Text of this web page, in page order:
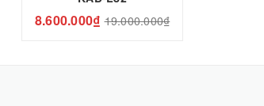
8.600.000₫ 19.000.000₫